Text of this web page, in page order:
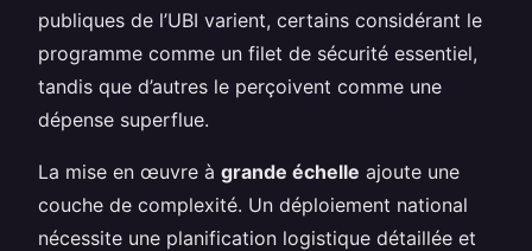
publiques de l’UBI varient, certains considérant le
programme comme un filet de sécurité essentiel,
tandis que d’autres le perçoivent comme une
dépense superflue.
La mise en œuvre à grande échelle ajoute une
couche de complexité. Un déploiement national
nécessite une planification logistique détaillée et